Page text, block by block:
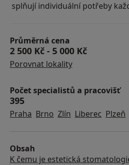
splňují individuální potřeby
Průměrná cena
2 500 Kč - 5 000 Kč
Porovnat lokality
Počet specialistů a pracovišť
395
Praha Brno Zlín Liberec Plzeň
Obsah
K čemu je estetická